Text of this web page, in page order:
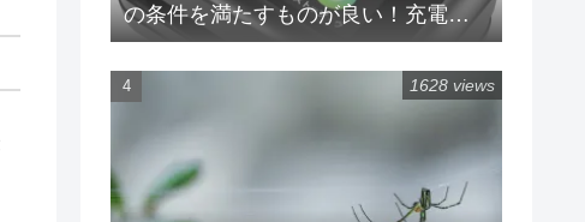
の条件を満たすものが良い！充電率
が分かるものがオススメ
1628 views